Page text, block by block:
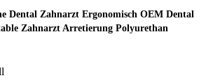
Dental Zahnarzt Ergonomisch OEM Dental
Zahnarzt Arretierung Polyurethan